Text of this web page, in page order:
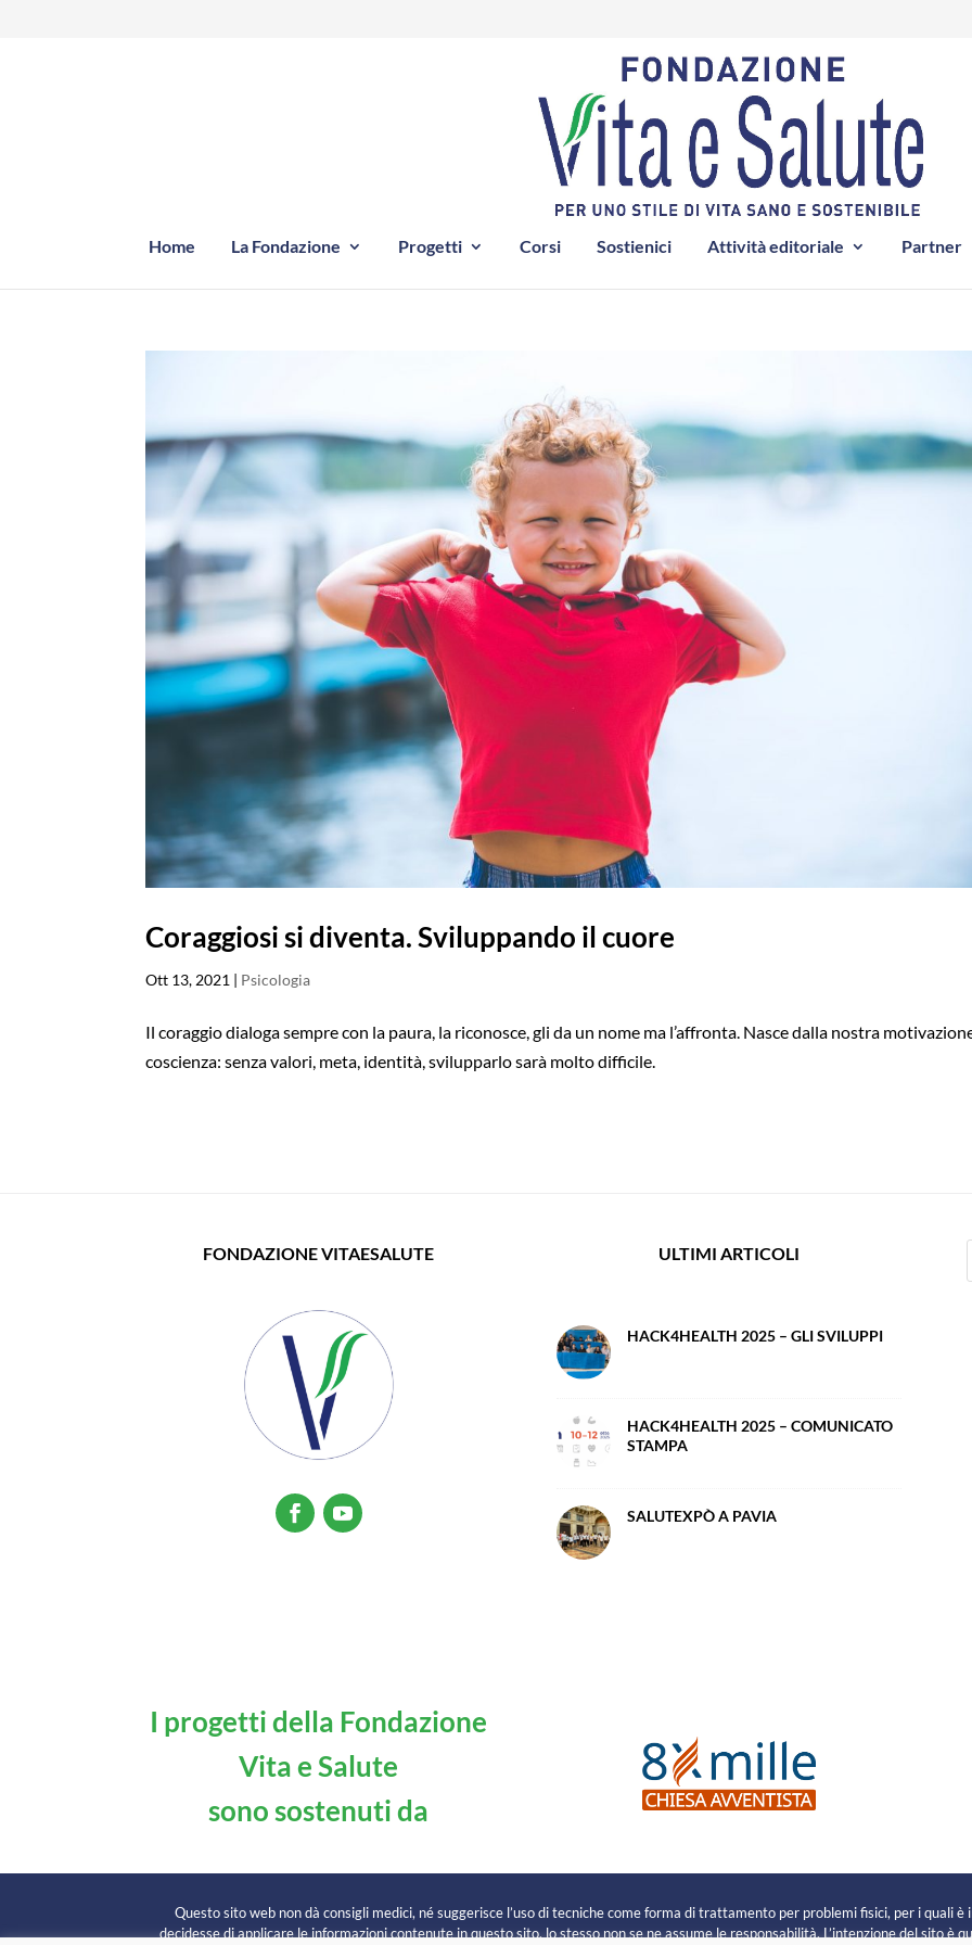
Home La Fondazione Progetti Corsi Sostienici Attività editoriale Partner
Coraggiosi si diventa. Sviluppando il cuore
Ott 13, 2021 | Psicologia
Il coraggio dialoga sempre con la paura, la riconosce, gli da un nome ma l’affronta. Nasce dalla nostra
coscienza: senza valori, meta, identità, svilupparlo sarà molto difficile.
FONDAZIONE VITAESALUTE ULTIMI ARTICOLI
HACK4HEALTH 2025 – GLI SVILUPPI
HACK4HEALTH 2025 – COMUNICATO
STAMPA
SALUTEXPÒ A PAVIA
I progetti della Fondazione
Vita e Salute
sono sostenuti da
Questo sito web non dà consigli medici, né suggerisce l’uso di tecniche come forma di trattamento per problemi fisici, per i quali è
decidesse di applicare le informazioni contenute in questo sito, lo stesso non se ne assume le responsabilità. L’intenzione del sito